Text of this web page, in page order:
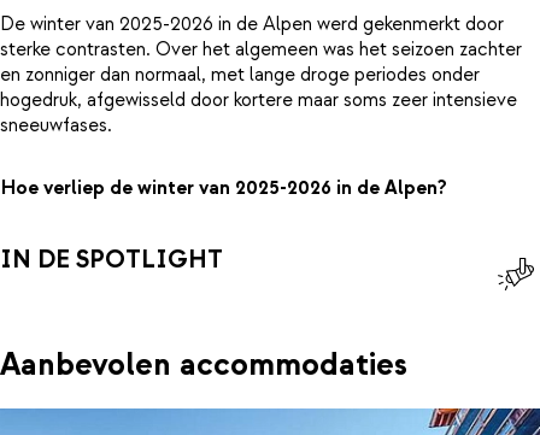
De winter van 2025-2026 in de Alpen werd gekenmerkt door
sterke contrasten. Over het algemeen was het seizoen zachter
en zonniger dan normaal, met lange droge periodes onder
hogedruk, afgewisseld door kortere maar soms zeer intensieve
sneeuwfases.
Hoe verliep de winter van 2025-2026 in de Alpen?
IN DE SPOTLIGHT
Aanbevolen accommodaties